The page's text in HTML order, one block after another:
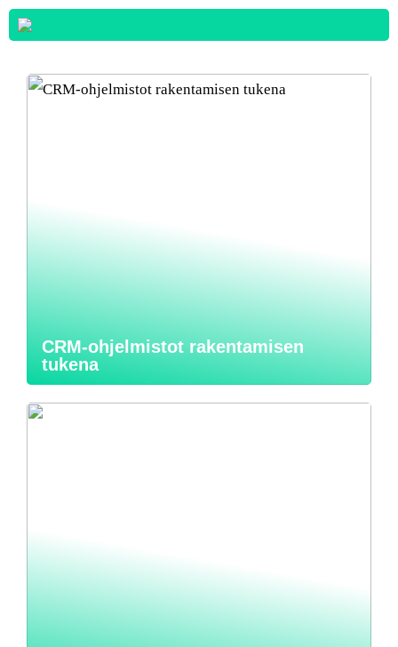
CRM-ohjelmistot rakentamisen
tukena